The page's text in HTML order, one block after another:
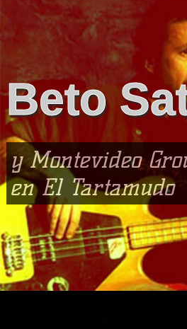
Beto
y Montevideo
en El Tartamudo